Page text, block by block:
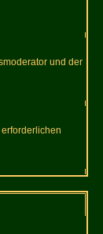
und der